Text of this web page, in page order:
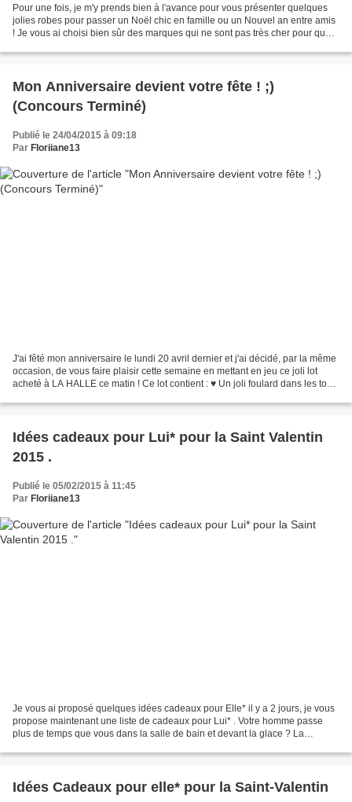
Pour une fois, je m'y prends bien à l'avance pour vous présenter quelques
jolies robes pour passer un Noël chic en famille ou un Nouvel an entre amis
! Je vous ai choisi bien sûr des marques qui ne sont pas très cher pour que
Mon Anniversaire devient votre fête ! ;)
(Concours Terminé)
Publié le 24/04/2015 à 09:18
Par Floriiane13
J'ai fêté mon anniversaire le lundi 20 avril dernier et j'ai décidé, par la même
occasion, de vous faire plaisir cette semaine en mettant en jeu ce joli lot
acheté à LA HALLE ce matin ! Ce lot contient : ♥ Un joli foulard dans les tons
Idées cadeaux pour Lui* pour la Saint Valentin
2015 .
Publié le 05/02/2015 à 11:45
Par Floriiane13
Je vous ai proposé quelques idées cadeaux pour Elle* il y a 2 jours, je vous
propose maintenant une liste de cadeaux pour Lui* . Votre homme passe
plus de temps que vous dans la salle de bain et devant la glace ? La
Idées Cadeaux pour elle* pour la Saint-Valentin